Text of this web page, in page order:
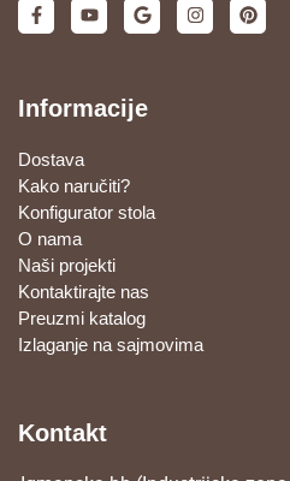
Informacije
Dostava
Kako naručiti?
Konfigurator stola
O nama
Naši projekti
Kontaktirajte nas
Preuzmi katalog
Izlaganje na sajmovima
Kontakt